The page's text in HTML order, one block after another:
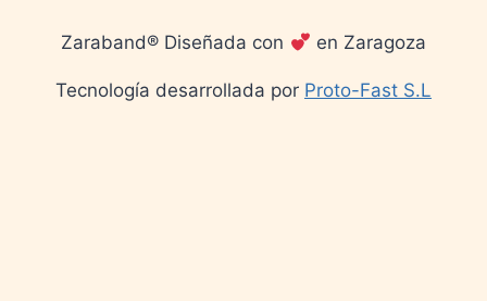
Zaraband® Diseñada con en Zaragoza
Tecnología desarrollada por Proto-Fast S.L